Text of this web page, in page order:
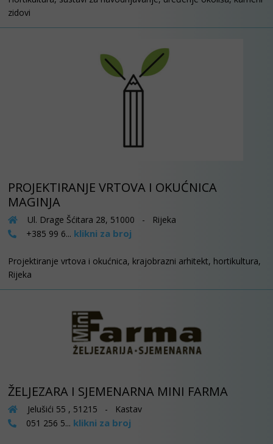
zidovi
PROJEKTIRANJE VRTOVA I OKUĆNICA
MAGINJA
Ul. Drage Šćitara 28, 51000 - Rijeka
+385 99 6... klikni za broj
Projektiranje vrtova i okućnica, krajobrazni arhitekt, hortikultura,
Rijeka
ŽELJEZARA I SJEMENARNA MINI FARMA
Jelušići 55 , 51215 - Kastav
051 256 5... klikni za broj